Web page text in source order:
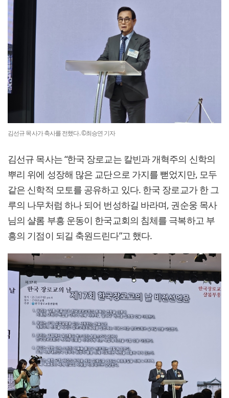
김선규 목사가 축사를 전했다. ©최승연 기자
김선규 목사는 “한국 장로교는 칼빈과 개혁주의 신학의
뿌리 위에 성장해 많은 교단으로 가지를 뻗었지만, 모두
같은 신학적 모토를 공유하고 있다. 한국 장로교가 한 그
루의 나무처럼 하나 되어 번성하길 바라며, 권순웅 목사
님의 샬롬 부흥 운동이 한국교회의 침체를 극복하고 부
흥의 기점이 되길 축원드린다”고 했다.